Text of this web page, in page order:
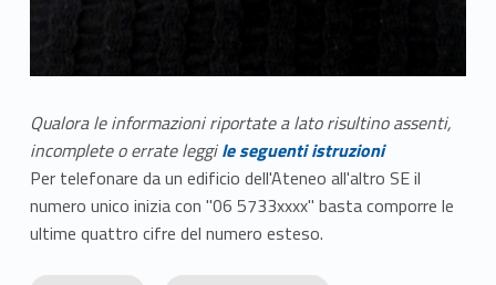
Qualora le informazioni riportate a lato risultino assenti,
incomplete o errate leggile seguenti istruzioni
Per telefonare da un edificio dell'Ateneo all'altro SE il
numero unico inizia con "06 5733xxxx" basta comporre le
ultime quattro cifre del numero esteso.